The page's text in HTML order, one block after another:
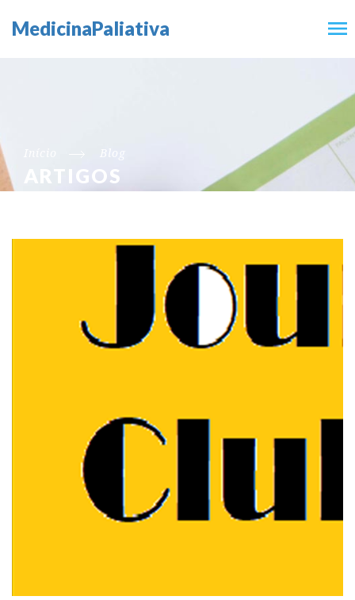
MedicinaPaliativa
Blog
ARTIGOS